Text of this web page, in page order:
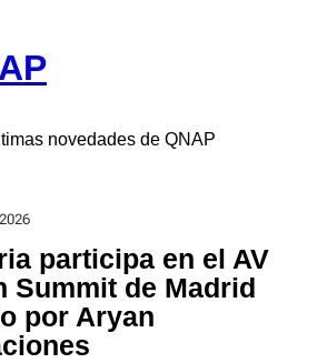
novedades de QNAP
participa en el AV
Summit de Madrid
por Aryan